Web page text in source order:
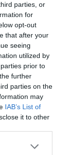
parties, or
for
opt-out
that after your
seeing
utilized by
prior to
further
parties on the
may
IAB’s List of
it to other
more Google
még
Jelentés
az
sok
Jelentés